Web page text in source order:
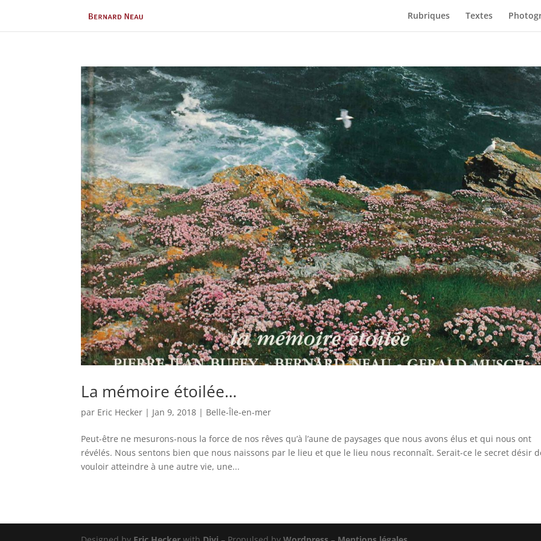
Rubriques Textes
La mémoire étoilée…
par Eric Hecker | Jan 9, 2018 | Belle-Île-en-mer
Peut-être ne mesurons-nous la force de nos rêves qu’à l’aune de paysages que nous avons élus et qui nous ont
révélés. Nous sentons bien que nous naissons par le lieu et que le lieu nous reconnaît. Serait-ce le secret désir
vouloir atteindre à une autre vie, une...